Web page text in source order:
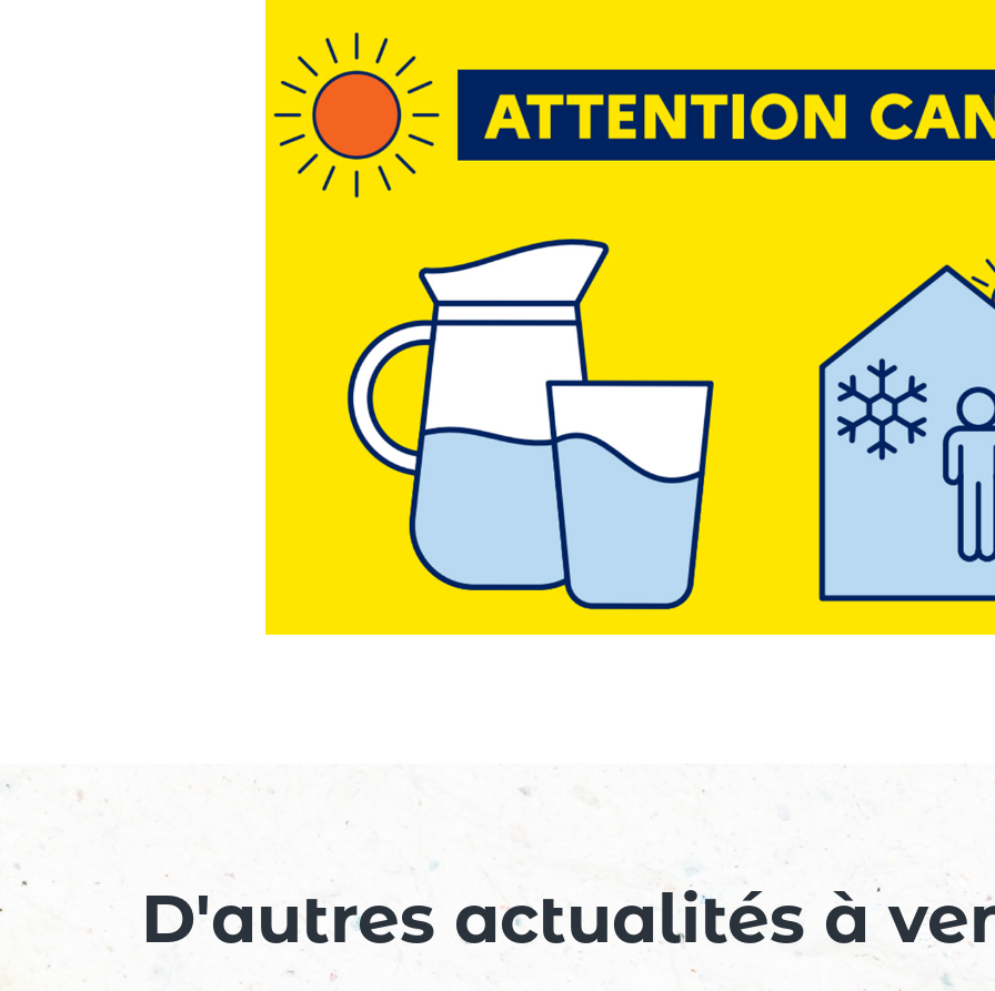
D'autres actualités à